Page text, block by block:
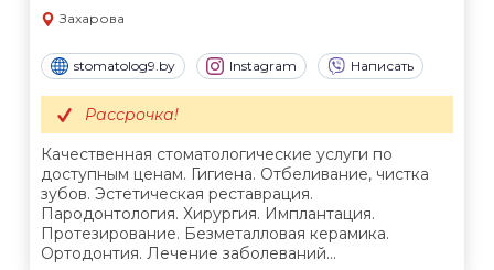
Захарова
stomatolog9.by Instagram Написать
Качественная стоматологические услуги по
доступным ценам. Гигиена. Отбеливание, чистка
зубов. Эстетическая реставрация.
Пародонтология. Хирургия. Имплантация.
Протезирование. Безметалловая керамика.
Ортодонтия. Лечение заболеваний...
Рассрочка!